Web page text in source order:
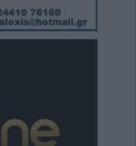
σε
θαλάσσιο